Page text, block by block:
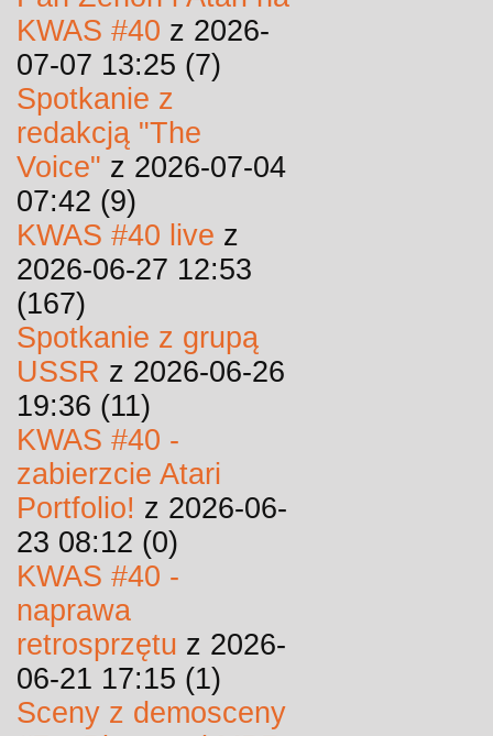
KWAS #40 z 2026-
07-07 13:25 (7)
Spotkanie z
redakcją "The
Voice" z 2026-07-04
07:42 (9)
KWAS #40 live z
2026-06-27 12:53
(167)
Spotkanie z grupą
USSR z 2026-06-26
19:36 (11)
KWAS #40 -
zabierzcie Atari
Portfolio! z 2026-06-
23 08:12 (0)
KWAS #40 -
naprawa
retrosprzętu z 2026-
06-21 17:15 (1)
Sceny z demosceny